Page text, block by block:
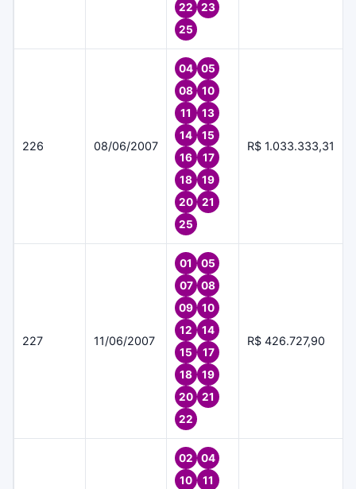
22
23
25
226 08/06/2007
04
05
08
10
11
13
14
15
16
17
18
19
20
21
25
R$ 1.033.333,31
227 11/06/2007
01
05
07
08
09
10
12
14
15
17
18
19
20
21
22
R$ 426.727,90
02
04
10
11